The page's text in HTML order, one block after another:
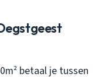
betaal je tussen